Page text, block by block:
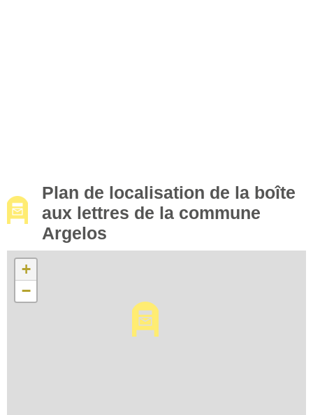
Plan de localisation de la boîte
aux lettres de la commune
Argelos
+
−